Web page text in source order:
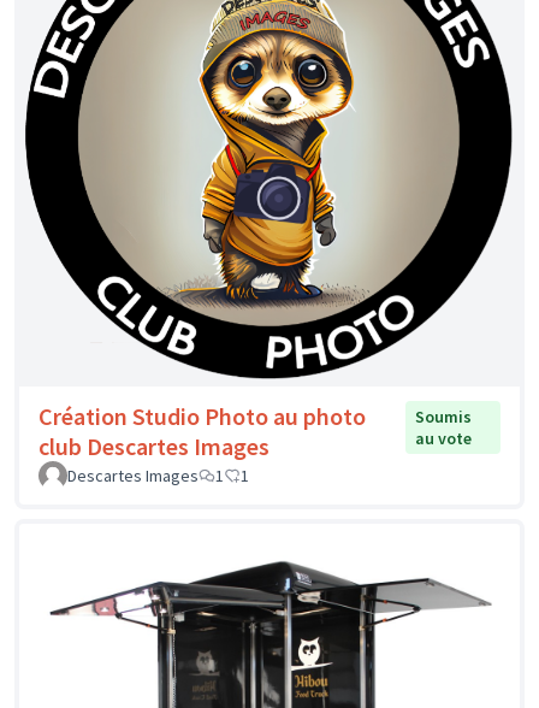
Création Studio Photo au photo
club Descartes Images
Soumis
au vote
Descartes Images
1 1